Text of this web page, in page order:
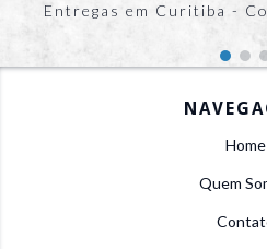
Entregas em Curitiba -
Home
Quem